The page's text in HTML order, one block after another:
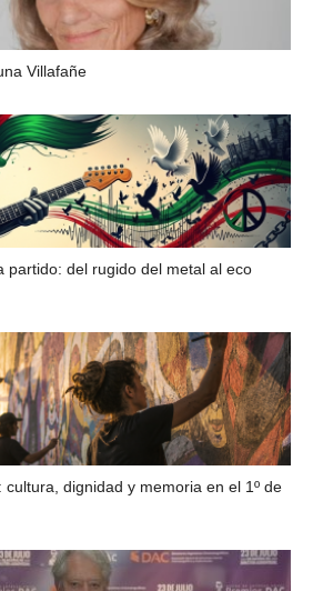
Villafañe
partido: del rugido del metal al eco
dignidad y memoria en el 1º de